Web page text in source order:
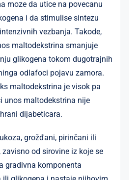
moze da utice na povecanu
i da stimulise sintezu
vezbanja. Takode,
maltodekstrina smanjuje
glikogena tokom dugotrajnih
odlafoci pojavu zamora.
maltodekstrina je visok pa
unos maltodekstrina nije
dijabeticara.
grožđani, pirinčani ili
zavisno od sirovine iz koje se
gradivna komponenta